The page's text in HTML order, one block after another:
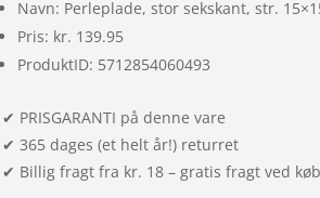
Navn: Perleplade, stor sekskant, str.
Pris: kr. 139.95
ProduktID: 5712854060493
✔ PRISGARANTI på denne vare
✔ 365 dages (et helt år!) returret
✔ Billig fragt fra kr. 18 – gratis fragt ved